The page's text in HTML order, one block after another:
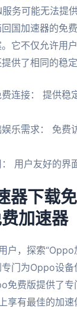
务可能无法提
国加速器的免
它不仅允许用
供了相同的稳定
连接： 提供稳
乐需求： 免费
用户友好的界
器下载
加速器
户，探索“Oppo
门为Oppo设备
免费版提供了专
享有最佳的加速